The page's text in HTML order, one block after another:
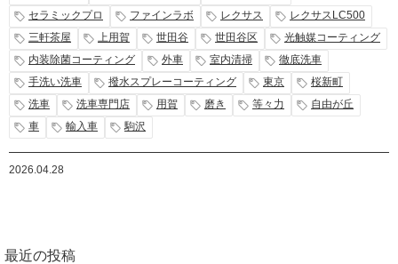
セラミックプロ
ファインラボ レクサス
レクサスLC500
三軒茶屋
上用賀 世田谷 世田谷区
光触媒コーティング
内装除菌コーティング
外車 室内清掃
徹底洗車
手洗い洗車
撥水スプレーコーティング 東京
桜新町
洗車
洗車専門店 用賀 磨き 等々力
自由が丘
車
輸入車 駒沢
2026.04.28
最近の投稿